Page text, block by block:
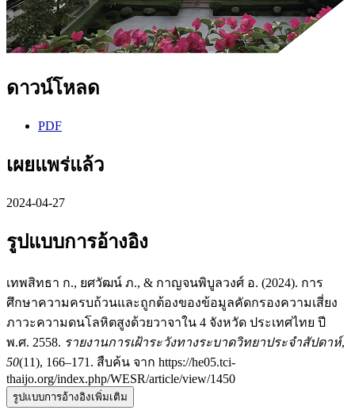
ดาวน์โหลด
PDF
เผยแพร่แล้ว
2024-04-27
รูปแบบการอ้างอิง
เทพสิทธา ก., ยศวัฒน์ ภ., & กาญจนพิบูลวงศ์ อ. (2024). การ
ศึกษาความครบถ้วนและถูกต้องของข้อมูลคัดกรองความเสี่ยง
ภาวะความดนโลหิตสูงด้วยวาจาใน 4 จังหวัด ประเทศไทย ปี
พ.ศ. 2558. รายงานการเฝ้าระวังทางระบาดวิทยาประจำสัปดาห์,
50(11), 166–171. สืบค้น จาก https://he05.tci-
thaijo.org/index.php/WESR/article/view/1450
รูปแบบการอ้างอิงเพิ่มเติม